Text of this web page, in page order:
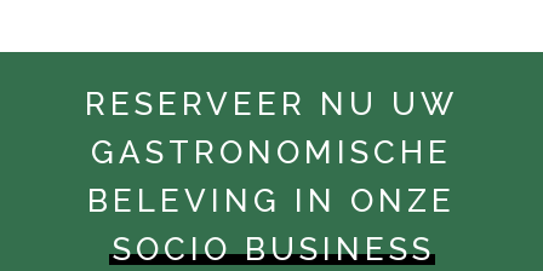
RESERVEER NU UW
GASTRONOMISCHE
BELEVING IN ONZE
SOCIO BUSINESS